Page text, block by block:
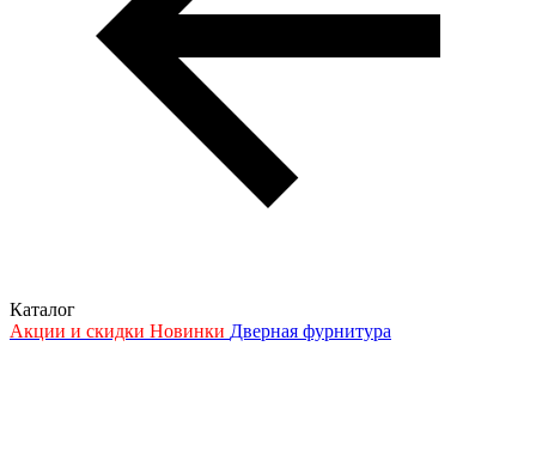
Каталог
Акции и скидки Новинки Дверная фурнитура